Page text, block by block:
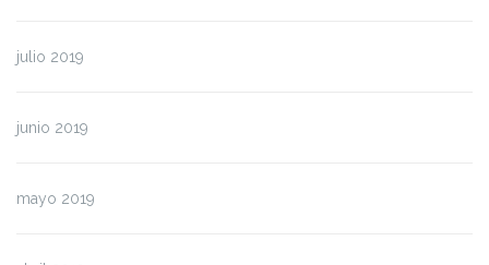
julio 2019
junio 2019
mayo 2019